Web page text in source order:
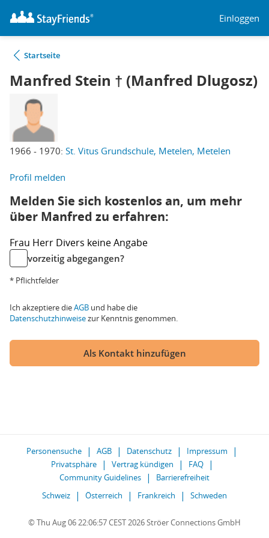
Einloggen
Startseite
Manfred Stein † (Manfred Dlugosz)
1966 - 1970: St. Vitus Grundschule, Metelen, Metelen
Profil melden
Melden Sie sich kostenlos an, um mehr
über Manfred zu erfahren:
Frau Herr Divers keine Angabe
vorzeitig abgegangen?
* Pflichtfelder
Ich akzeptiere dieAGB und habe die
Datenschutzhinweisezur Kenntnis genommen.
Als Kontakt hinzufügen
Personensuche AGB Datenschutz
Impressum
Privatsphäre
Vertrag kündigen
FAQ
Community Guidelines
Barrierefreiheit
Schweiz
Österreich Frankreich Schweden
© Thu Aug 06 22:06:57 CEST 2026 Ströer Connections GmbH